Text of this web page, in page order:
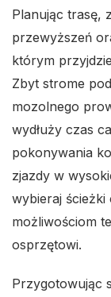
Planując trasę,
przewyższeń
którym
Zbyt strome
mozolnego
wydłuży czas
pokonywania
zjazdy w
wybieraj ścieżki
możliwościom
osprzętowi.
Przygotowując